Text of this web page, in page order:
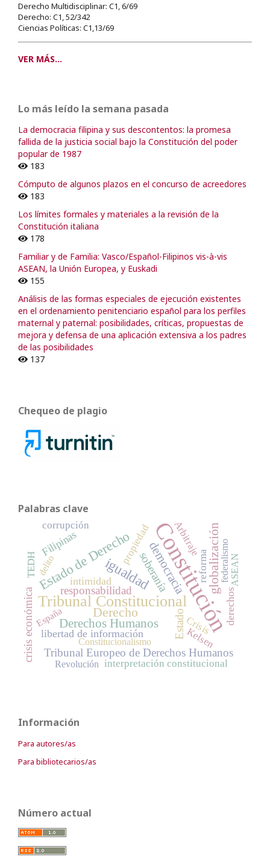
Derecho Multidisciplinar: C1, 6/69
Derecho: C1, 52/342
Ciencias Políticas: C1,13/69
VER MÁS...
Lo más leído la semana pasada
La democracia filipina y sus descontentos: la promesa
fallida de la justicia social bajo la Constitución del poder
popular de 1987
183
Cómputo de algunos plazos en el concurso de acreedores
183
Los límites formales y materiales a la revisión de la
Constitución italiana
178
Familiar y de Familia: Vasco/Español-Filipinos vis-à-vis
ASEAN, la Unión Europea, y Euskadi
155
Análisis de las formas especiales de ejecución existentes
en el ordenamiento penitenciario español para los perfiles
maternal y paternal: posibilidades, críticas, propuestas de
mejora y defensa de una aplicación extensiva a los padres
de las posibilidades
137
Chequeo de plagio
Palabras clave
Constitución
Tribunal Constitucional
igualdad
Estado de Derecho globalización
Derecho
democracia
Derechos Humanos
crisis económica Estado
Tribunal Europeo de Derechos Humanos
soberanía
responsabilidad
intimidad
libertad de información
Filipinas
derechos
Crisis
reforma
TEDH
Arbitraje
propiedad
corrupción
interpretación constitucional
Kelsen
Constitucionalismo
federalismoASEAN
España
delito
Revolución
Información
Para autores/as
Para bibliotecarios/as
Número actual